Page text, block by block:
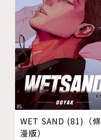
WET SAND (81)（條
漫版）